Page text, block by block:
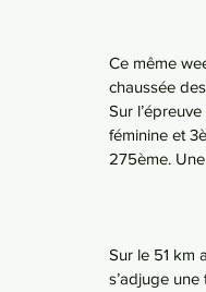
Ce même
chaussée
Sur
féminine et
275ème.
Sur le 51 km
s’adjuge